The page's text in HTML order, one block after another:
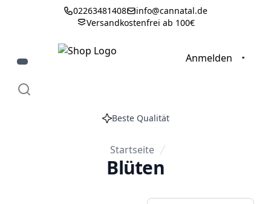
02263481408
info@cannatal.de
Versandkostenfrei ab 100€
Anmelden
Beste Qualität
Startseite
Blüten